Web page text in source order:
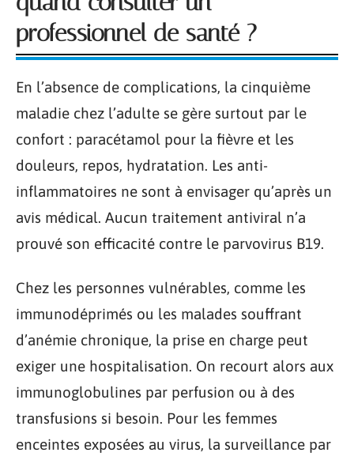
professionnel de santé ?
En l’absence de complications, la cinquième
maladie chez l’adulte se gère surtout par le
confort : paracétamol pour la fièvre et les
douleurs, repos, hydratation. Les anti-
inflammatoires ne sont à envisager qu’après un
avis médical. Aucun traitement antiviral n’a
prouvé son efficacité contre le parvovirus B19.
Chez les personnes vulnérables, comme les
immunodéprimés ou les malades souffrant
d’anémie chronique, la prise en charge peut
exiger une hospitalisation. On recourt alors aux
immunoglobulines par perfusion ou à des
transfusions si besoin. Pour les femmes
enceintes exposées au virus, la surveillance par